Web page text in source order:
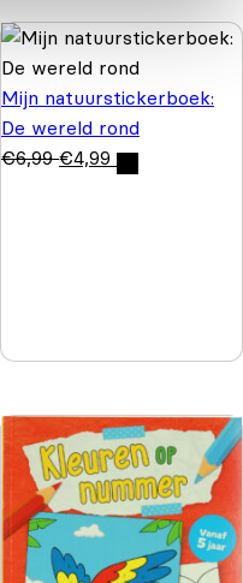
Mijn natuurstickerboek:
De wereld rond
€6,99 €4,99